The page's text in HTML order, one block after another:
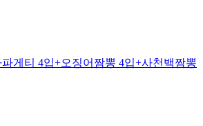
게티 4입+오징어짬뽕 4입+사천백짬뽕